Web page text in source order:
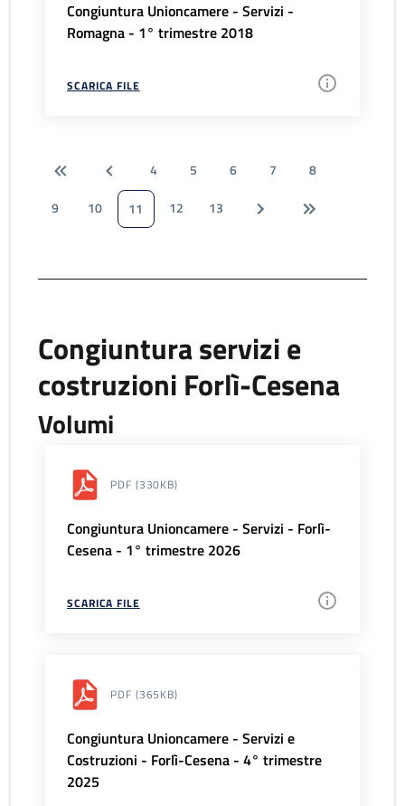
Congiuntura Unioncamere - Servizi -
Romagna - 1° trimestre 2018
SCARICA FILE
4 5 6 7
8
9
10 11 12 13
Congiuntura servizi e
costruzioni Forlì-Cesena
Volumi
PDF (330KB)
Congiuntura Unioncamere - Servizi - Forlì-
Cesena - 1° trimestre 2026
SCARICA FILE
PDF (365KB)
Congiuntura Unioncamere - Servizi e
Costruzioni - Forlì-Cesena - 4° trimestre
2025